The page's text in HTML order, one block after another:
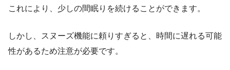
これにより、少しの間眠りを続けることができます。
しかし、スヌーズ機能に頼りすぎると、時間に遅れる可能
性があるため注意が必要です。